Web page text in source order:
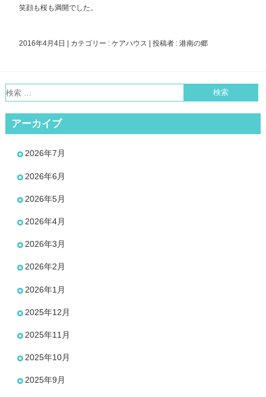
笑顔も桜も満開でした。
2016年4月4日 カテゴリー : ケアハウス 投稿者 : 港南の郷
アーカイブ
2026年7月
2026年6月
2026年5月
2026年4月
2026年3月
2026年2月
2026年1月
2025年12月
2025年11月
2025年10月
2025年9月